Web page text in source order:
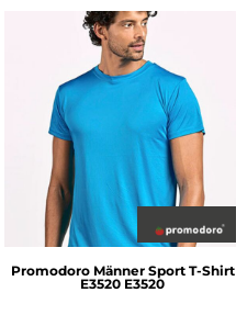
Promodoro Männer Sport T-Shirt
E3520 E3520